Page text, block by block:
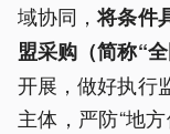
域协同，将条件
盟采购（简称“
开展，做好执行
主体，严防“地